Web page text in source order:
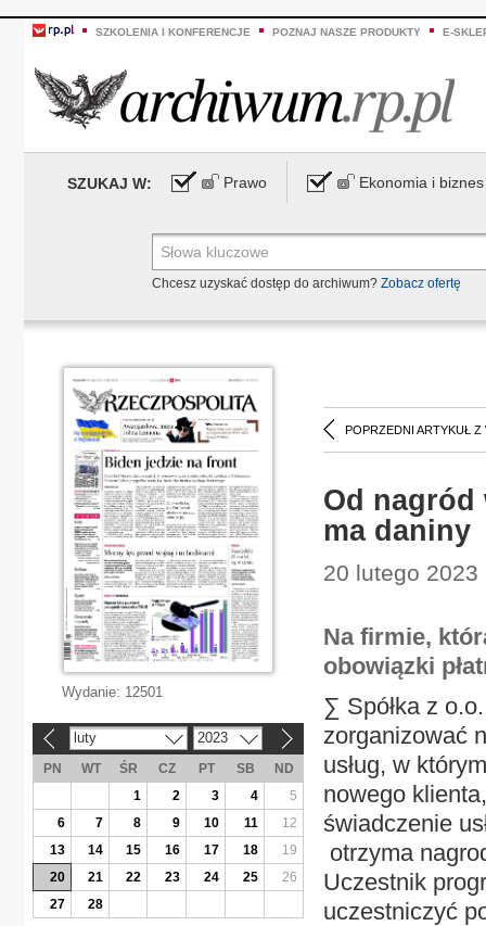
SZKOLENIA I KONFERENCJE POZNAJ NASZE PRODUKTY E-
SZUKAJ W: Prawo Ekonomia i biznes
Chcesz uzyskać dostęp do archiwum? Zobacz ofertę
POPRZEDNI ARTYKUŁ Z
Od nagród
ma daniny
20 lutego
Na firmie,
obowiązki
∑ Spółka z
zorganizować
usług, w
nowego
świadczenie
otrzyma
Uczestnik
uczestniczyć
Wydanie: 12501
luty 2023
PN WT ŚR CZ PT SB
ND
1
2 3 4
5
6
7 8 9 10 11
12
13
14 15 16 17 18
19
20
21 22 23 24 25
26
27
28